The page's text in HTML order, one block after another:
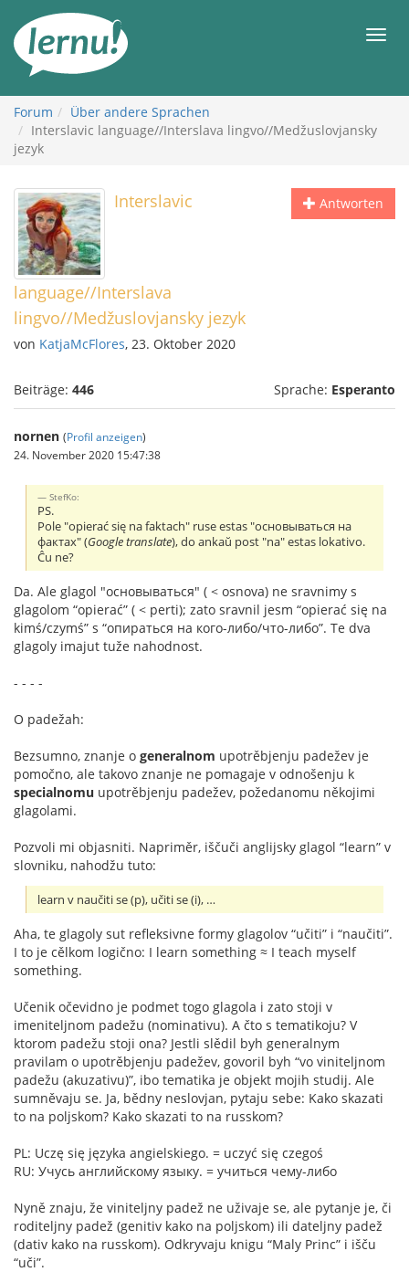
Inhalt
Forum
Über andere Sprachen
Interslavic language//Interslava lingvo//Medžuslovjansky
jezyk
Antworten
Interslavic
language//Interslava
lingvo//Medžuslovjansky jezyk
von KatjaMcFlores, 23. Oktober 2020
Beiträge: 446 Sprache: Esperanto
nornen (Profil anzeigen)
24. November 2020 15:47:38
StefKo:
PS.
Pole "opierać się na faktach" ruse estas "основываться на
фактах" (Google translate), do ankaŭ post "na" estas lokativo.
Ĉu ne?
Da. Ale glagol "основываться" ( < osnova) ne sravnimy s
glagolom “opierać” ( < perti); zato sravnil jesm “opierać się na
kimś/czymś” s “опираться на кого-либо/что-либо”. Te dva
glagoly imajut tuže nahodnost.
- - - -
O padežah:
Bezsumno, znanje o generalnom upotrěbjenju padežev je
pomočno, ale takovo znanje ne pomagaje v odnošenju k
specialnomu upotrěbjenju padežev, požedanomu někojimi
glagolami.
Pozvoli mi objasniti. Napriměr, iščuči anglijsky glagol “learn” v
slovniku, nahodžu tuto:
learn v naučiti se (p), učiti se (i), …
Aha, te glagoly sut refleksivne formy glagolov “učiti” i “naučiti”.
I to je cělkom logično: I learn something ≈ I teach myself
something.
Učenik očevidno je podmet togo glagola i zato stoji v
imeniteljnom padežu (nominativu). A čto s tematikoju? V
ktorom padežu stoji ona? Jestli slědil byh generalnym
pravilam o upotrěbjenju padežev, govoril byh “vo viniteljnom
padežu (akuzativu)”, ibo tematika je objekt mojih studij. Ale
sumněvaju se. Ja, bědny neslovjan, pytaju sebe: Kako skazati
to na poljskom? Kako skazati to na russkom?
PL: Uczę się języka angielskiego. = uczyć się czegoś
RU: Учусь английскому языку. = учиться чему-либо
Nyně znaju, že viniteljny padež ne uživaje se, ale pytanje je, či
roditeljny padež (genitiv kako na poljskom) ili dateljny padež
(dativ kako na russkom). Odkryvaju knigu “Maly Princ” i išču
“uči”.